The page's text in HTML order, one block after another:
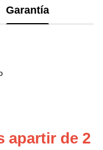
Garantía
apartir de 2